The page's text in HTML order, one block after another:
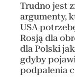
Trudno jest
argumenty,
USA
Rosją dla
dla Polski
gdyby
podpalenia